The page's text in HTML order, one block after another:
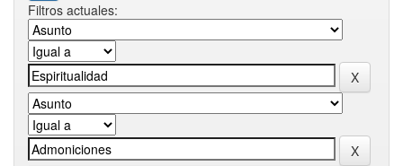
Filtros actuales: